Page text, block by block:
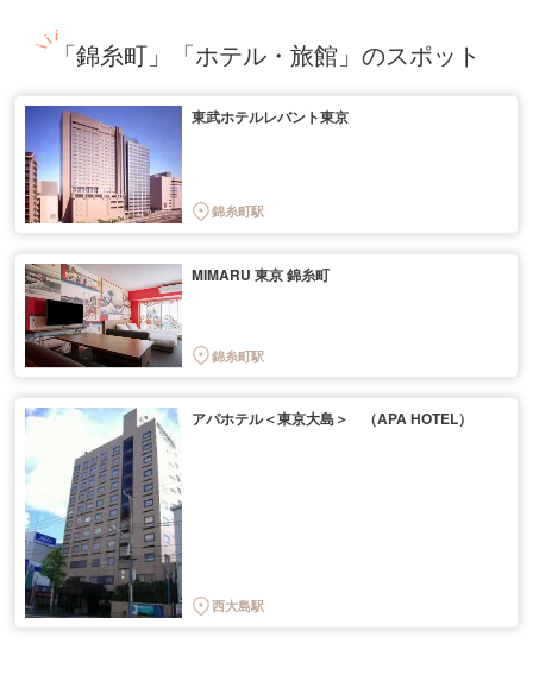
「錦糸町」「ホテル・旅館」のスポット
東武ホテルレバント東京
錦糸町駅
MIMARU 東京 錦糸町
錦糸町駅
アパホテル＜東京大島＞ （APA HOTEL）
西大島駅